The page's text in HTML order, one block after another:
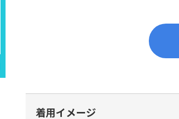
着用イメージ